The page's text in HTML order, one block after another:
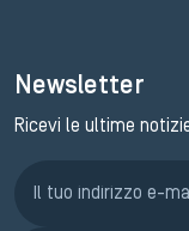
Newsletter
Ricevi le ultime